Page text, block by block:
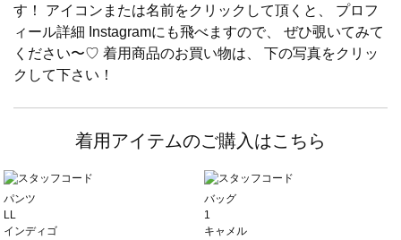
す！ アイコンまたは名前をクリックして頂くと、 プロフ
ィール詳細 Instagramにも飛べますので、 ぜひ覗いてみて
ください〜♡ 着用商品のお買い物は、 下の写真をクリッ
クして下さい！
着用アイテムのご購入はこちら
パンツ
LL
インディゴ
バッグ
1
キャメル